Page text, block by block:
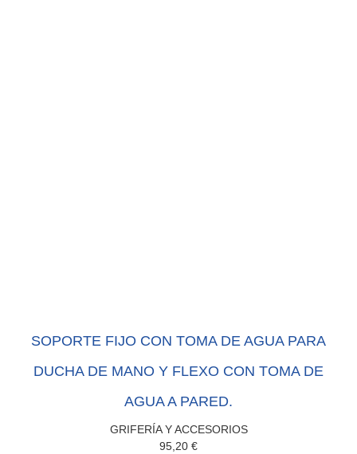
SOPORTE FIJO CON TOMA DE AGUA PARA
DUCHA DE MANO Y FLEXO CON TOMA DE
AGUA A PARED.
GRIFERÍA Y ACCESORIOS
95,20 €